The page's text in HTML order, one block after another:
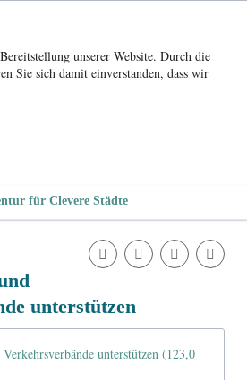
unserer Website. Durch die
Sie sich damit einverstanden, dass wir
unterstützen
unterstützen(123,0